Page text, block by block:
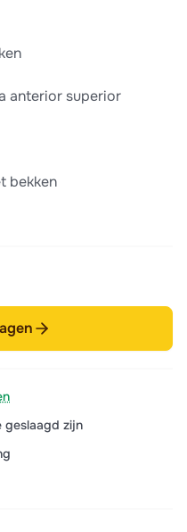
anterior superior
bekken
geslaagd zijn